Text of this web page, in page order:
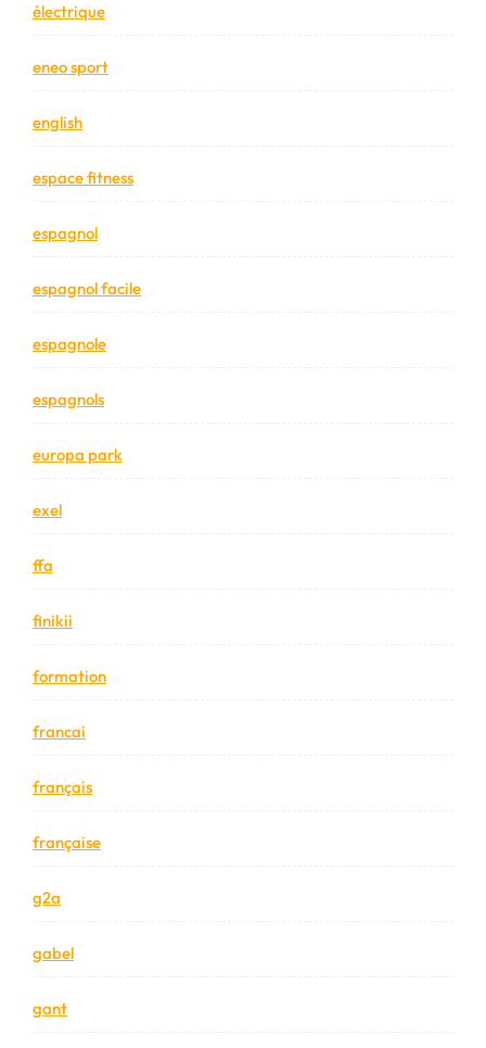
électrique
eneo sport
english
espace fitness
espagnol
espagnol facile
espagnole
espagnols
europa park
exel
ffa
finikii
formation
francai
français
française
g2a
gabel
gant